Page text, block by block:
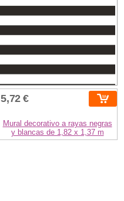
5,72 €
Mural decorativo a rayas negras
y blancas de 1,82 x 1,37 m